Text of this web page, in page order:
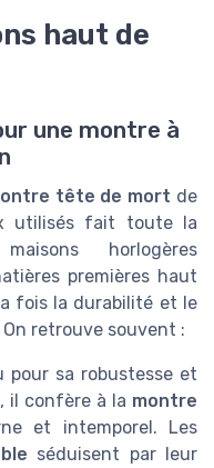
haut de
une montre à
tête de mort de
utilisés fait toute la
horlogères
premières haut
fois la durabilité et le
On retrouve souvent :
pour sa robustesse et
il confère à la montre
et intemporel. Les
séduisent par leur